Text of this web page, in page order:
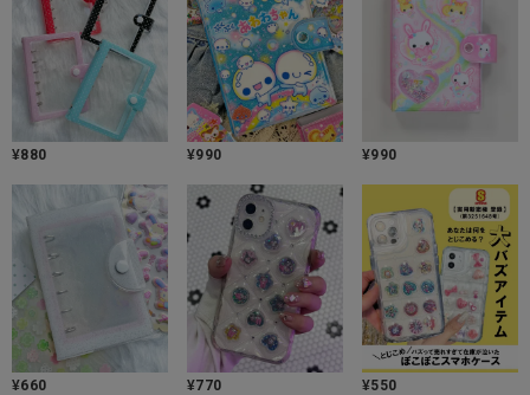
¥880 ¥990 ¥990
¥660 ¥770 ¥550